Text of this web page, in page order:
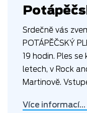
Srdečně vás
POTÁPĚČSKÝ
19 hodin. Ples
letech, v Rock
Martinově.
Více informací…